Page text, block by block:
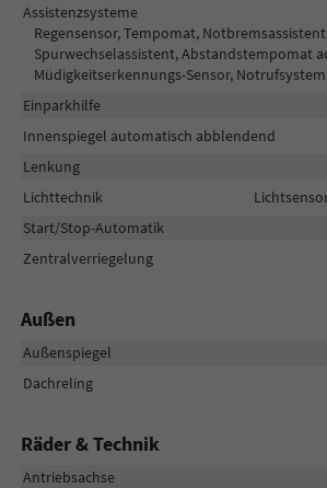
Assistenzsysteme
Regensensor, Tempomat,
Spurwechselassistent, Abstandstempomat
Müdigkeitserkennungs-Sensor, Notrufsystem
Einparkhilfe
Innenspiegel automatisch abblendend
Lenkung
Lichttechnik
Start/Stop-Automatik
Zentralverriegelung
Außen
Außenspiegel
Dachreling
Räder & Technik
Antriebsachse